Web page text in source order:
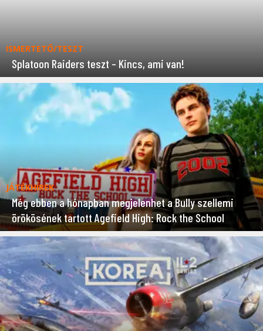
ISMERTETŐ/TESZT
Splatoon Raiders teszt – Kincs, ami van!
JÁTÉKHÍREK
Még ebben a hónapban megjelenhet a Bully szellemi
örökösének tartott Agefield High: Rock the School